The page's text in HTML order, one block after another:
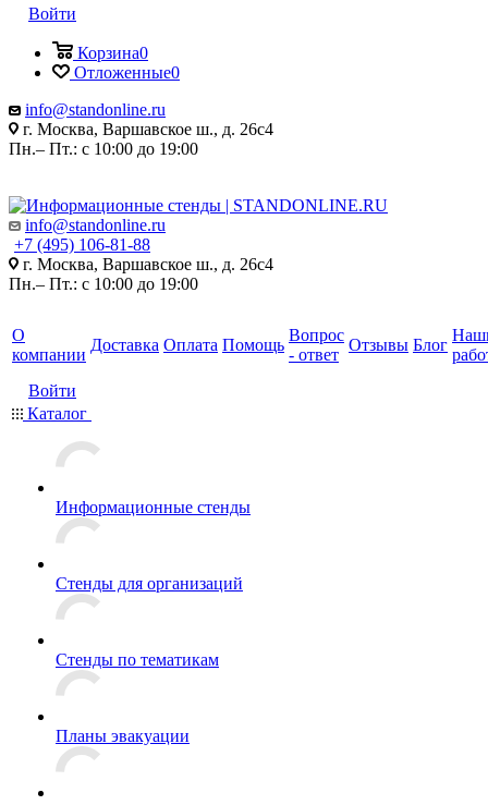
Войти
Корзина0
Отложенные0
info@standonline.ru
г. Москва, Варшавское ш., д. 26с4
Пн.– Пт.: с 10:00 до 19:00
info@standonline.ru
+7 (495) 106-81-88
г. Москва, Варшавское ш., д. 26с4
Пн.– Пт.: с 10:00 до 19:00
О
компании
Доставка Оплата Помощь
Вопрос
- ответ
Отзывы Блог
Войти
Каталог
Информационные стенды
Стенды для организаций
Стенды по тематикам
Планы эвакуации